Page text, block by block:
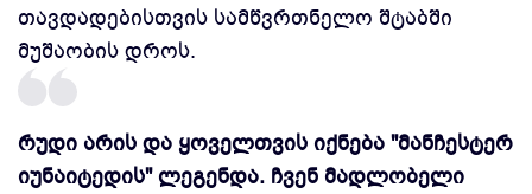
თავდადებისთვის სამწვრთნელო შტაბში
მუშაობის დროს.
რუდი არის და ყოველთვის იქნება "მანჩესტერ
იუნაიტედის" ლეგენდა. ჩვენ მადლობელი